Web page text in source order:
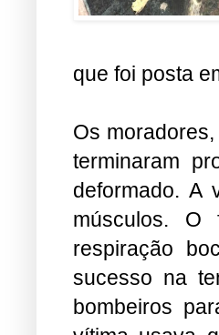
que foi posta
Os
terminaram
deformado. A
músculos. O
respiração
sucesso na
bombeiros